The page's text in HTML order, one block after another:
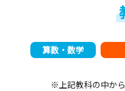
算数・数学
※上記教科の中か